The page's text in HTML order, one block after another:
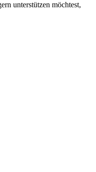
unterstützen möchtest,